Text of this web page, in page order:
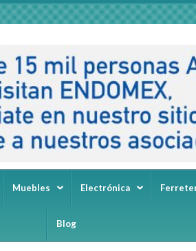
Muebles Electrónica
Blog